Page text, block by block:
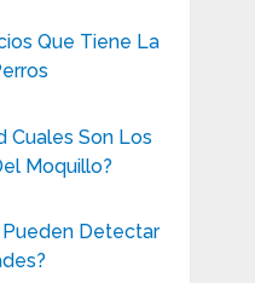
Que Tiene La
Cuales Son Los
Moquillo?
Pueden Detectar